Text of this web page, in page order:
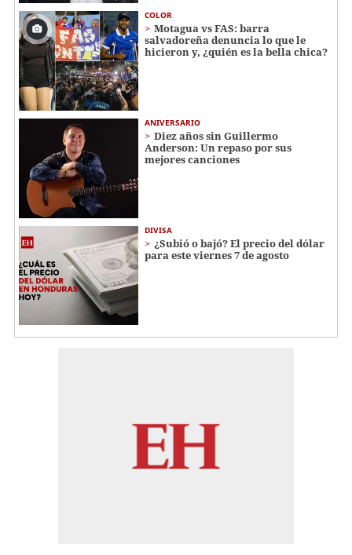
COLOR
Motagua vs FAS: barra
salvadoreña denuncia lo que le
hicieron y, ¿quién es la bella chica?
ANIVERSARIO
Diez años sin Guillermo
Anderson: Un repaso por sus
mejores canciones
DIVISA
¿Subió o bajó? El precio del dólar
para este viernes 7 de agosto